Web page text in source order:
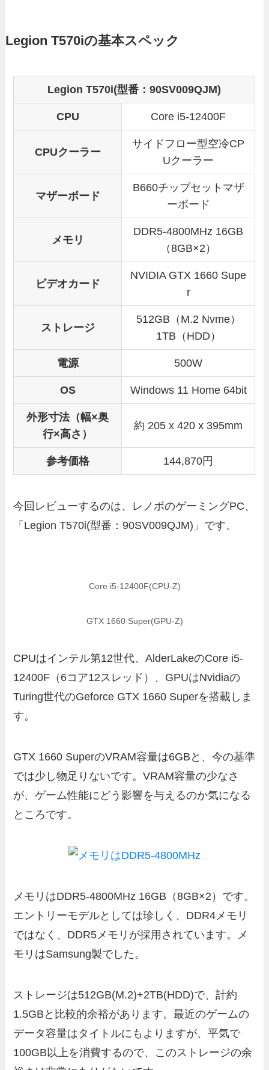
Legion T570iの基本スペック
Legion T570i(型番：90SV009QJM)
CPU Core i5-12400F
CPUクーラー
サイドフロー型空冷CP
Uクーラー
マザーボード
B660チップセットマザ
ーボード
メモリ
DDR5-4800MHz 16GB
（8GB×2）
ビデオカード
NVIDIA GTX 1660 Supe
r
ストレージ
512GB（M.2 Nvme）
1TB（HDD）
電源 500W
OS Windows 11 Home 64bit
外形寸法（幅×奥
行×高さ）
約 205 x 420 x 395mm
参考価格 144,870円
今回レビューするのは、レノボのゲーミングPC、
「Legion T570i(型番：90SV009QJM)」です。
Core i5-12400F(CPU-Z)
GTX 1660 Super(GPU-Z)
CPUはインテル第12世代、AlderLakeのCore i5-
12400F（6コア12スレッド）、GPUはNvidiaの
Turing世代のGeforce GTX 1660 Superを搭載しま
す。
GTX 1660 SuperのVRAM容量は6GBと、今の基準
では少し物足りないです。VRAM容量の少なさ
が、ゲーム性能にどう影響を与えるのか気になる
ところです。
メモリはDDR5-4800MHz 16GB（8GB×2）です。
エントリーモデルとしては珍しく、DDR4メモリ
ではなく、DDR5メモリが採用されています。メ
モリはSamsung製でした。
ストレージは512GB(M.2)+2TB(HDD)で、計約
1.5GBと比較的余裕があります。最近のゲームの
データ容量はタイトルにもよりますが、平気で
100GB以上を消費するので、このストレージの余